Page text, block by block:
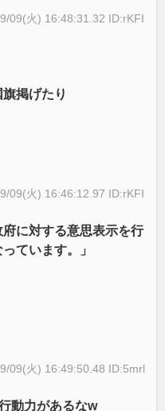
09(火) 16:48:31.32 ID:rKFI
掲げたり
09(火) 16:46:12.97 ID:rKFI
府に対する意思表示を行
ています。 」
09(火) 16:49:50.48 ID:5mrl
動力があるなw